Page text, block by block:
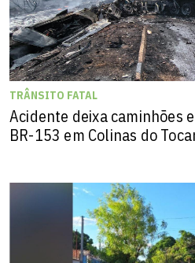
TRÂNSITO FATAL
Acidente deixa caminhões
BR-153 em Colinas do